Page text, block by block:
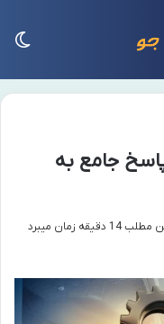
جامع به
زمان میبرد